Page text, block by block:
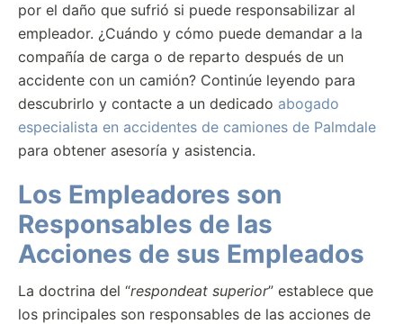
por el daño que sufrió si puede responsabilizar al
empleador. ¿Cuándo y cómo puede demandar a la
compañía de carga o de reparto después de un
accidente con un camión? Continúe leyendo para
descubrirlo y contacte a un dedicado abogado
especialista en accidentes de camiones de Palmdale
para obtener asesoría y asistencia.
Los Empleadores son
Responsables de las
Acciones de sus Empleados
La doctrina del “respondeat superior” establece que
los principales son responsables de las acciones de